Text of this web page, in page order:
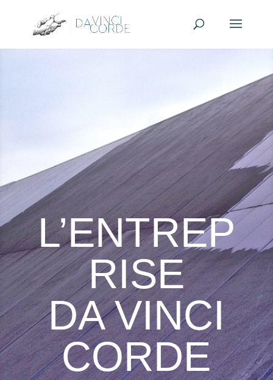
L’ENTREP
RISE
DA VINCI
CORDE